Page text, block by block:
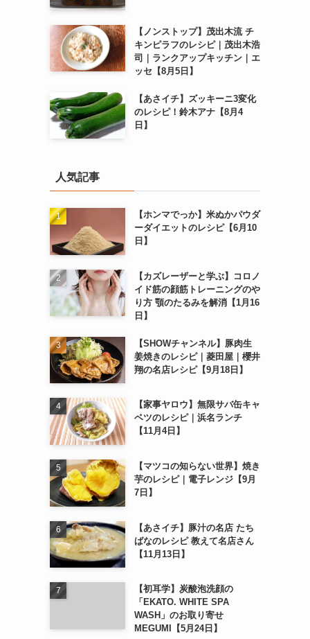
【ノンストップ】茂出木流 チ
キンピラフのレシピ｜茂出木浩
司｜ランクアップキッチン｜エ
ッセ【8月5日】
【あさイチ】ズッキーニ3変化
のレシピ！鈴木アナ【8月4
日】
人気記事
【ホンマでっか】米ぬかパウダ
ーダイエットのレシピ【6月10
日】
【カズレーザーと学ぶ】コロノ
イド筋の顔筋トレーニングのや
り方 顎のたるみを解消【1月16
日】
【SHOWチャンネル】豚肉生
姜焼きのレシピ｜菱田屋｜櫻井
翔の名店レシピ【9月18日】
【家事ヤロウ】無限サバ缶キャ
ベツのレシピ｜浜名ランチ
【11月4日】
【マツコの知らない世界】焼き
芋のレシピ｜電子レンジ【9月
7日】
【あさイチ】豚汁の名店 たち
ばなのレシピ 教えて名店さん
【11月13日】
【初耳学】炭酸泡洗顔の
「EKATO. WHITE SPA
WASH」のお取り寄せ
MEGUMI【5月24日】